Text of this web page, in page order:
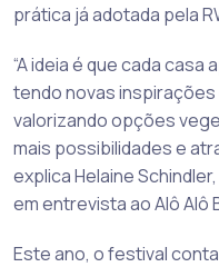
prática já adotada pela
“A ideia é que cada
tendo novas
valorizando opções
mais possibilidades e
explica Helaine
em entrevista ao Alô Alô
Este ano, o festival